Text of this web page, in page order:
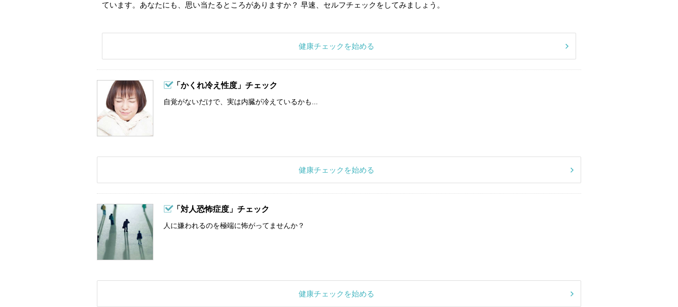
ています。あなたにも、思い当たるところがありますか？ 早速、セルフチェックをしてみましょう。
健康チェックを始める
「かくれ冷え性度」チェック
自覚がないだけで、実は内臓が冷えているかも...
健康チェックを始める
「対人恐怖症度」チェック
人に嫌われるのを極端に怖がってませんか？
健康チェックを始める